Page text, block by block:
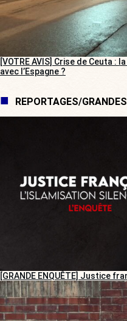
[VOTRE AVIS] Crise de Ceuta
avec l’Espagne ?
REPORTAGES/
[GRANDE ENQUÊTE] Justice